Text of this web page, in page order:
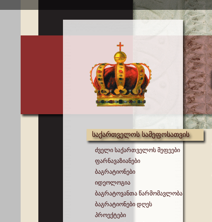
საქართველოს სამეფოსათვის
ძველი საქართველოს მეფეები
ფარნავაზიანები
ბაგრატიონები
იდეოლოგია
ბაგრატოვანთა წარმომავლობა
ბაგრატიონები დღეს
პროექტები